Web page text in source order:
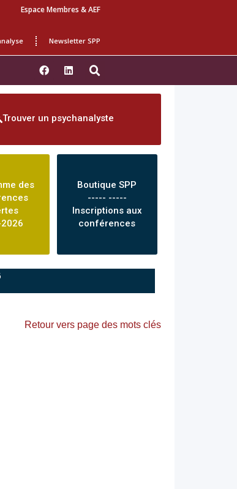
Espace Membres & AEF
Newsletter SPP
Trouver un psychanalyste
des
Boutique SPP
----- -----
Inscriptions aux
conférences
Retour vers page des mots clés